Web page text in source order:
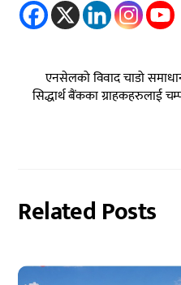
एनसेलको विवाद चाडो
सिद्धार्थ बैंकका ग्राहकहरुलाई
Related Posts